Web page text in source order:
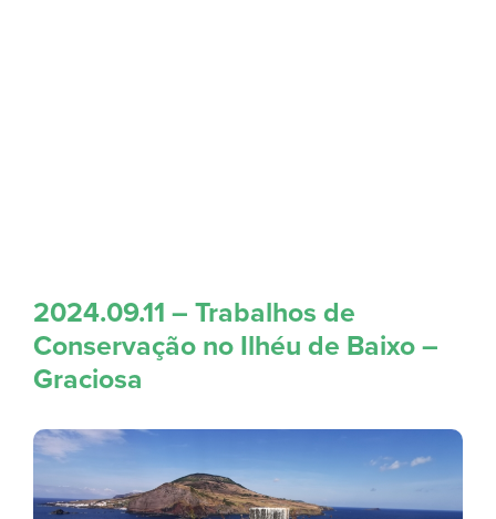
2024.09.11 – Trabalhos de
Conservação no Ilhéu de Baixo –
Graciosa